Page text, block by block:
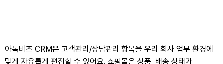
아톡비즈 CRM은 고객관리/상담관리 항목을 우리 회사 업무 환경에
맞게 자유롭게 편집할 수 있어요. 쇼핑몰은 상품, 배송 상태가